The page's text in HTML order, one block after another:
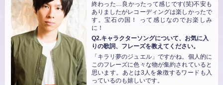
終わった…良かったって感じです(笑)不安も
ありましたがレコーディングは楽しかったで
す。宝石の国！ って感じなのでお楽しみ
に！
Q2.キャラクターソングについて、お気に入
りの歌詞、フレーズを教えてください。
「キラリ夢のジュエル」ですかね。個人的に
このフレーズに色々な物が集約されていると
思います。あとは3人を象徴するワードも入
っているのも嬉しいです。